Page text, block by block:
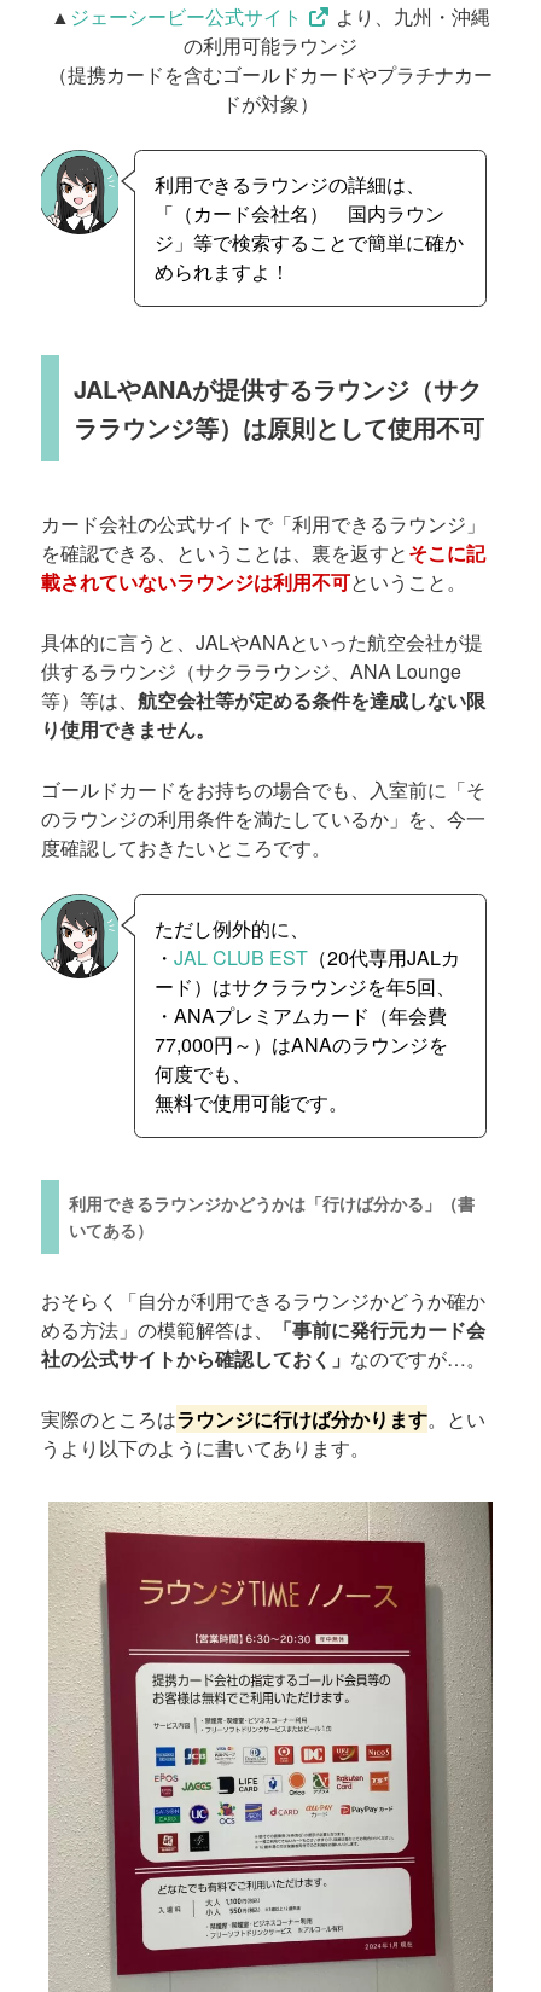
▲ ジェーシービー公式サイト
より、九州・沖縄
の利用可能ラウンジ
（提携カードを含むゴールドカードやプラチナカー
ドが対象）
利用できるラウンジの詳細は、
「（カード会社名） 国内ラウン
ジ」等で検索することで簡単に確か
められますよ！
JALやANAが提供するラウンジ（サク
ララウンジ等）は原則として使用不可
カード会社の公式サイトで「利用できるラウンジ」
を確認できる、ということは、裏を返すとそこに記
載されていないラウンジは利用不可ということ。
具体的に言うと、JALやANAといった航空会社が提
供するラウンジ（サクララウンジ、ANA Lounge
等）等は、航空会社等が定める条件を達成しない限
り使用できません。
ゴールドカードをお持ちの場合でも、入室前に「そ
のラウンジの利用条件を満たしているか」を、今一
度確認しておきたいところです。
ただし例外的に、
・ JAL CLUB EST（20代専用JALカ
ード）はサクララウンジを年5回、
・ANAプレミアムカード（年会費
77,000円～）はANAのラウンジを
何度でも、
無料で使用可能です。
利用できるラウンジかどうかは「行けば分かる」（書
いてある）
おそらく「自分が利用できるラウンジかどうか確か
める方法」の模範解答は、
「事前に発行元カード会
社の公式サイトから確認しておく」 なのですが…。
実際のところはラウンジに行けば分かります。とい
うより以下のように書いてあります。